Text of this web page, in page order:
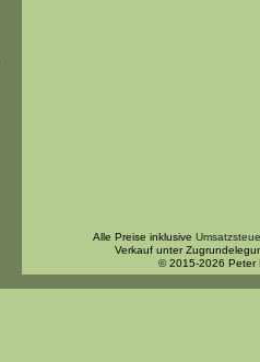
Alle Preise inklusive
Verkauf unter
© 2015-2026 Peter